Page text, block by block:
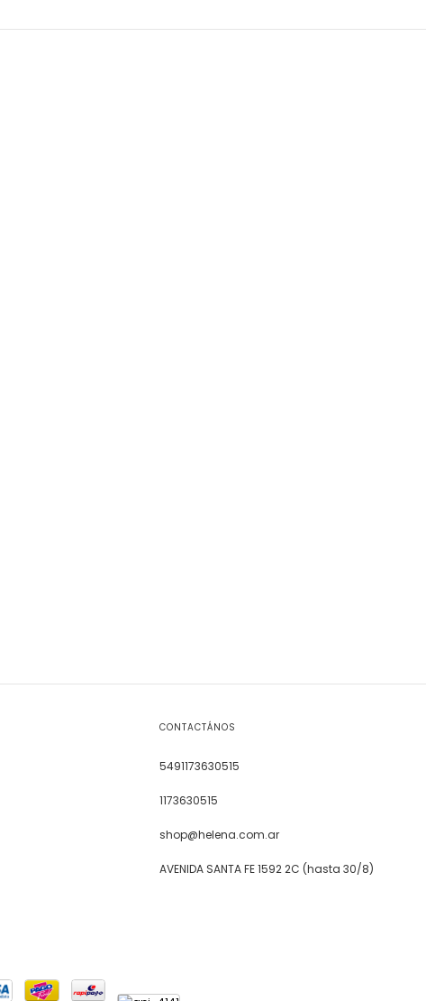
CONTACTÁNOS
5491173630515
1173630515
shop@helena.com.ar
AVENIDA SANTA FE 1592 2C (hasta 30/8)